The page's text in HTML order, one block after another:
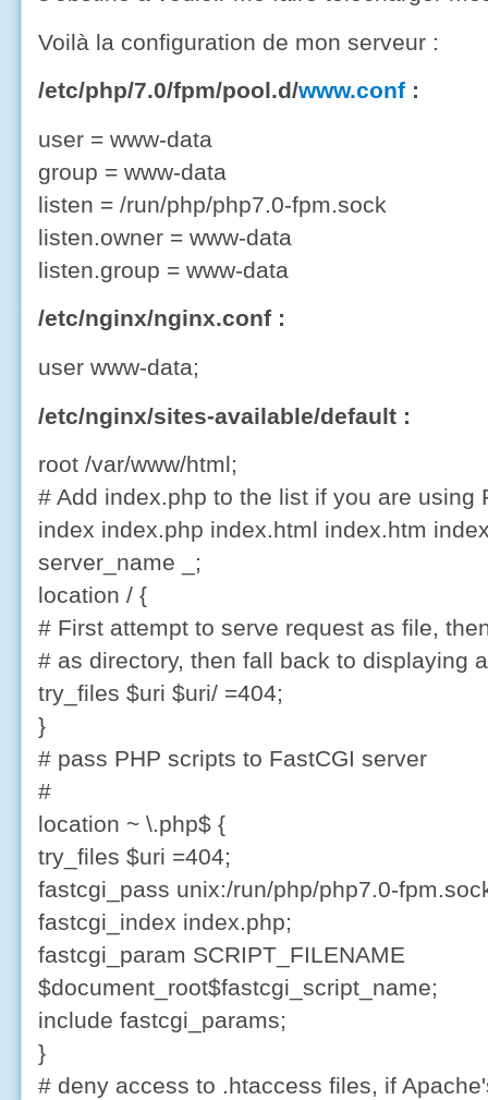
Voilà la configuration de mon serveur :
/etc/php/7.0/fpm/pool.d/www.conf :
user = www-data
group = www-data
listen = /run/php/php7.0-fpm.sock
listen.owner = www-data
listen.group = www-data
/etc/nginx/nginx.conf :
user www-data;
/etc/nginx/sites-available/default :
root /var/www/html;
# Add index.php to the list if you are using
index index.php index.html index.htm
server_name _;
location / {
# First attempt to serve request as file,
# as directory, then fall back to displaying
try_files $uri $uri/ =404;
}
# pass PHP scripts to FastCGI server
#
location ~ \.php$ {
try_files $uri =404;
fastcgi_pass unix:/run/php/php7.0-
fastcgi_index index.php;
fastcgi_param SCRIPT_FILENAME
$document_root$fastcgi_script_name;
include fastcgi_params;
}
# deny access to .htaccess files, if